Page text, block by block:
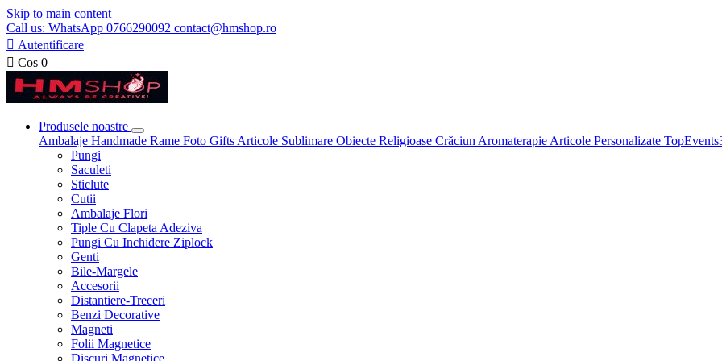
Skip to main content
Call us: WhatsApp 0766290092 contact@hmshop.ro
 Autentificare
 Cos 0
Produsele noastre
Ambalaje Handmade Rame Foto Gifts Articole Sublimare Obiecte Religioase Crăciun Aromaterapie Articole Personalizate
Pungi
Saculeti
Sticlute
Cutii
Ambalaje Flori
Tiple Cu Clapeta Adeziva
Pungi Cu Inchidere Ziplock
Genti
Bile-Margele
Accesorii
Distantiere-Treceri
Benzi Decorative
Magneti
Folii Magnetice
Discuri Magnetice